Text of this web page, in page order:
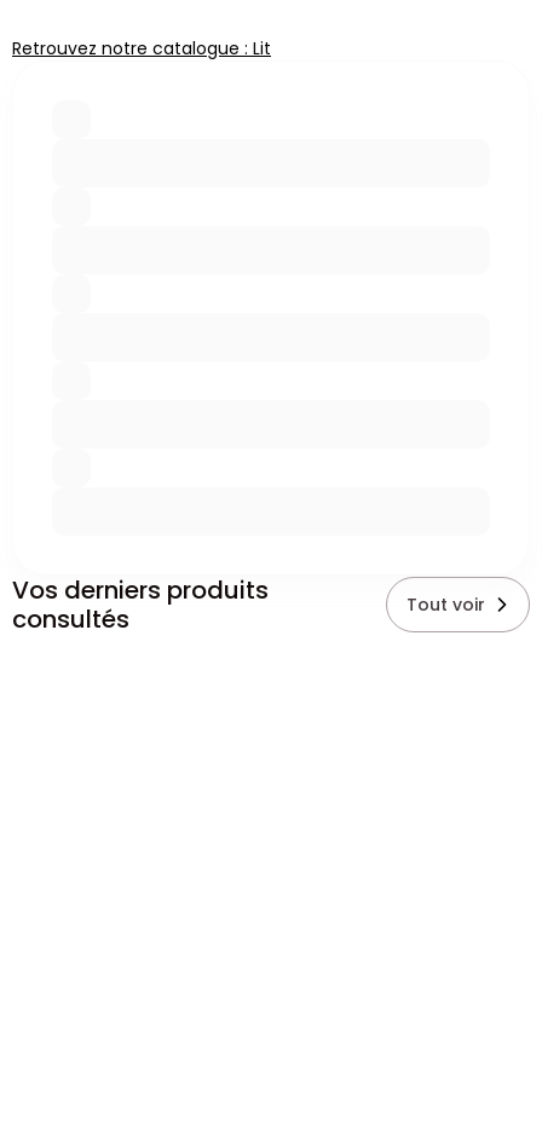
Retrouvez notre catalogue : Lit
Vos derniers produits
consultés
Tout voir